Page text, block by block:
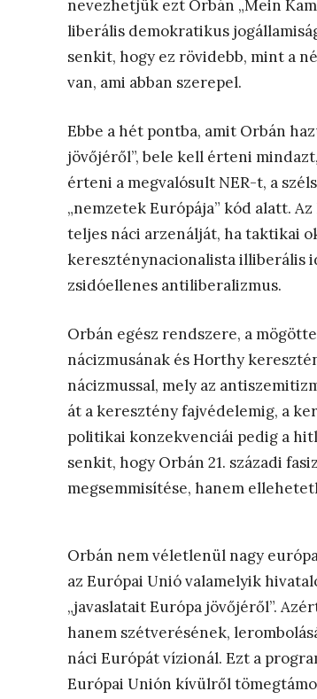
nevezhetjük ezt Orbán „Mein
liberális demokratikus
senkit, hogy ez rövidebb, mint a
van, ami abban szerepel.
Ebbe a hét pontba, amit Orbán
jövőjéről”, bele kell érteni
érteni a megvalósult NER-t, a
„nemzetek Európája” kód alatt.
teljes náci arzenálját, ha taktikai
kereszténynacionalista illiberális
zsidóellenes antiliberalizmus.
Orbán egész rendszere, a
nácizmusának és Horthy
nácizmussal, mely az
át a keresztény fajvédelemig, a
politikai konzekvenciái pedig a
senkit, hogy Orbán 21. századi
megsemmisítése, hanem
Orbán nem véletlenül nagy
az Európai Unió valamelyik
„javaslatait Európa jövőjéről”.
hanem szétverésének,
náci Európát vízionál. Ezt a
Európai Unión kívülről